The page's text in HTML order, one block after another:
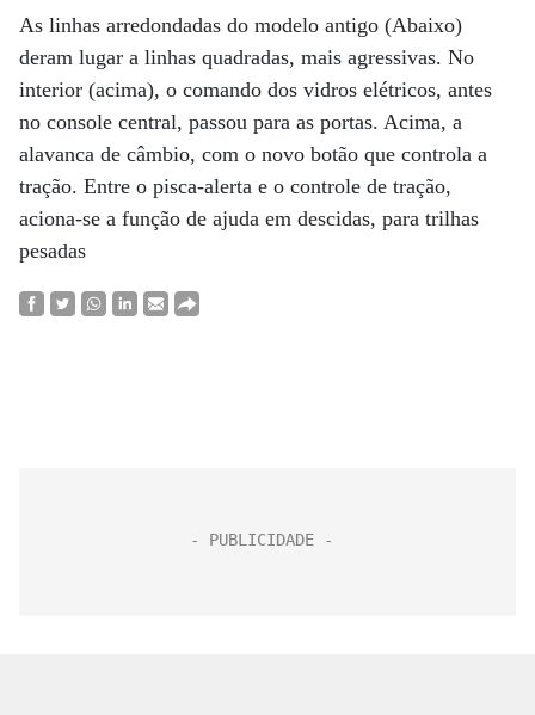
As linhas arredondadas do modelo antigo (Abaixo)
deram lugar a linhas quadradas, mais agressivas. No
interior (acima), o comando dos vidros elétricos, antes
no console central, passou para as portas. Acima, a
alavanca de câmbio, com o novo botão que controla a
tração. Entre o pisca-alerta e o controle de tração,
aciona-se a função de ajuda em descidas, para trilhas
pesadas